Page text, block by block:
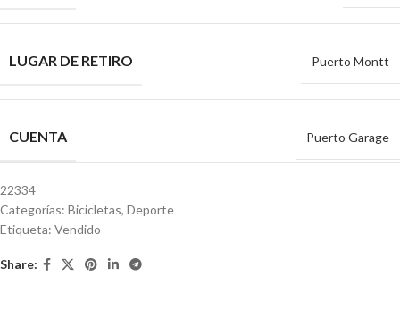
LUGAR DE RETIRO Puerto Montt
CUENTA Puerto Garage
22334
Categorías: Bicicletas, Deporte
Etiqueta: Vendido
Share: